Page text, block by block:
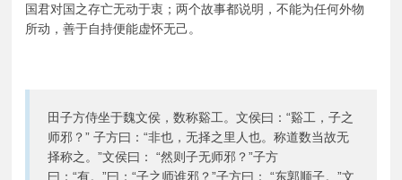
国君对国之存亡无动于衷；两个故事都说明，不能为任何外物
所动，善于自持便能虚怀无己。
田子方侍坐于魏文侯，数称谿工。文侯曰：“谿工，子之
师邪？” 子方曰：“非也，无择之里人也。称道数当故无
择称之。”文侯曰： “然则子无师邪？”子方
曰：“有。”曰：“子之师谁邪？”子方曰： “东郭顺子。”文